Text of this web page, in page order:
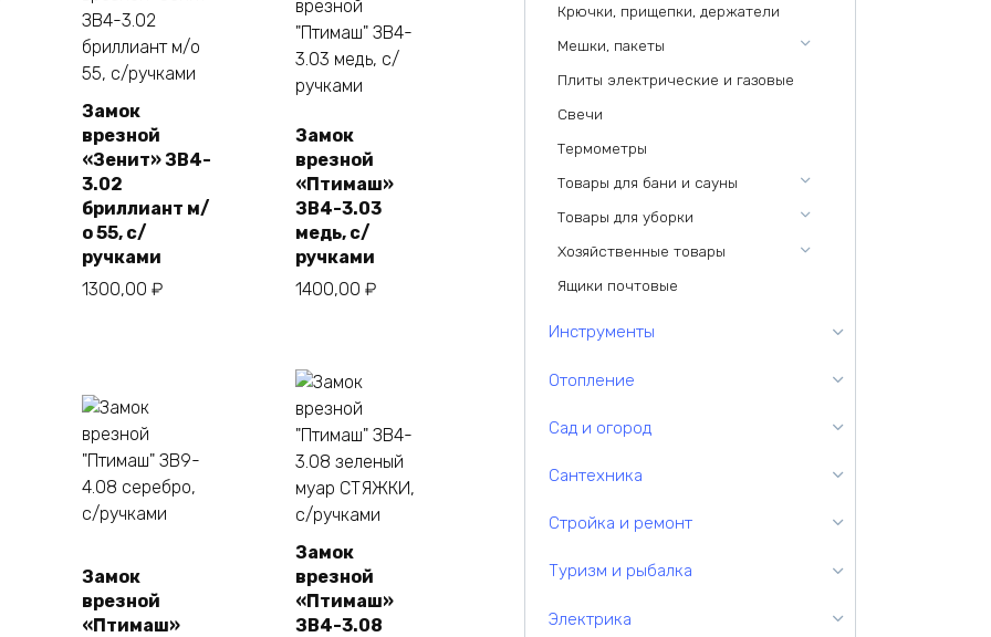
Замок
врезной
«Зенит» ЗВ4-
3.02
бриллиант м/
о 55, с/
ручками
1300,00 ₽
Замок
врезной
«Птимаш»
ЗВ4-3.03
медь, с/
ручками
1400,00 ₽
Замок
врезной
«Птимаш»
Замок
врезной
«Птимаш»
ЗВ4-3.08
Крючки, прищепки, держатели
Мешки, пакеты
Плиты электрические и газовые
Свечи
Термометры
Товары для бани и сауны
Товары для уборки
Хозяйственные товары
Ящики почтовые
Инструменты
Отопление
Сад и огород
Сантехника
Стройка и ремонт
Туризм и рыбалка
Электрика